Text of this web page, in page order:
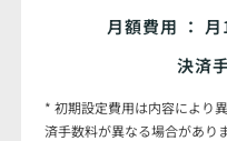
月額費用 ：
決済
* 初期設定費用は内容により
済手数料が異なる場合があり